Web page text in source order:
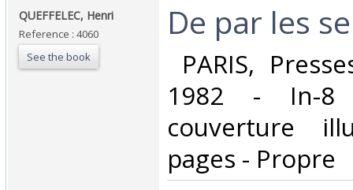
‎QUEFFELEC, Henri‎
Reference : 4060
See the book
‎De par les
PARIS,
1982 - In-
couverture
pages - Propre‎